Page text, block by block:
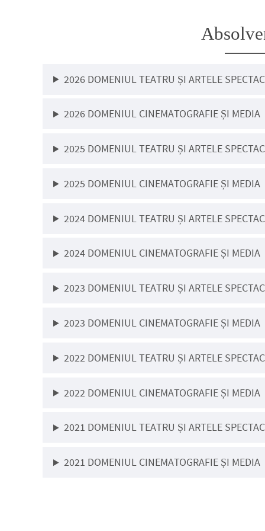
2026 DOMENIUL TEATRU ȘI ARTELE
2026 DOMENIUL CINEMATOGRAFIE ȘI MEDIA
2025 DOMENIUL TEATRU ȘI ARTELE
2025 DOMENIUL CINEMATOGRAFIE ȘI MEDIA
2024 DOMENIUL TEATRU ȘI ARTELE
2024 DOMENIUL CINEMATOGRAFIE ȘI MEDIA
2023 DOMENIUL TEATRU ȘI ARTELE
2023 DOMENIUL CINEMATOGRAFIE ȘI MEDIA
2022 DOMENIUL TEATRU ȘI ARTELE
2022 DOMENIUL CINEMATOGRAFIE ȘI MEDIA
2021 DOMENIUL TEATRU ȘI ARTELE
2021 DOMENIUL CINEMATOGRAFIE ȘI MEDIA